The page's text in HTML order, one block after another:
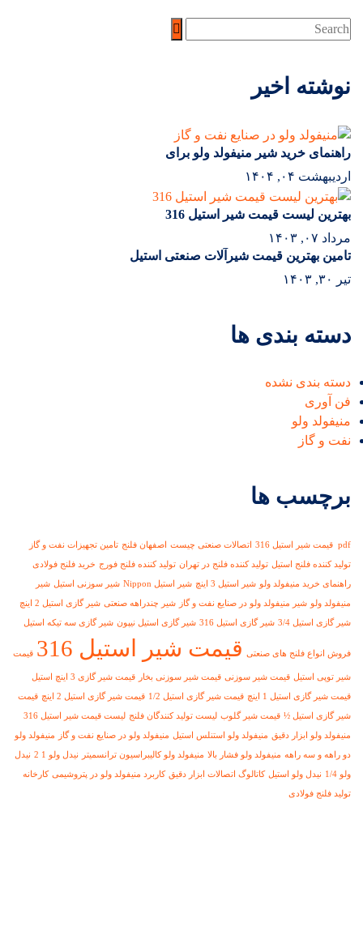
نوشته اخیر
راهنمای خرید شیر منیفولد ولو برای
اردیبهشت ۰۴, ۱۴۰۴
بهترین لیست قیمت شیر استیل 316
مرداد ۰۷, ۱۴۰۳
تامین بهترین قیمت شیرآلات صنعتی استیل
تیر ۳۰, ۱۴۰۳
دسته بندی ها
دسته بندی نشده
فن آوری
منیفولد ولو
نفت و گاز
برچسب ها
pdf قیمت شیر استیل 316 اتصالات صنعتی چیست اصفهان فلنج تامین تجهیزات نفت و گاز
تولید کننده فلنج استیل تولید کننده فلنج در تهران تولید کننده فلنج فورج خرید فلنج فولادی
راهنمای خرید منیفولد ولو شیر استیل 3 اینچ شیر استیل Nippon شیر سوزنی استیل شیر
منیفولد ولو شیر منیفولد ولو در صنایع نفت و گاز شیر چندراهه صنعتی شیر گازی استیل 2 اینچ
شیر گازی استیل 3/4 شیر گازی استیل 316 شیر گازی استیل نیپون شیر گازی سه تیکه استیل
فروش انواع فلنج های صنعتی قیمت شیر استیل 316 قیمت
شیر توپی استیل قیمت شیر سوزنی قیمت شیر سوزنی بخار قیمت شیر گازی 3 اینچ استیل
قیمت شیر گازی استیل 1 اینچ قیمت شیر گازی استیل 1/2 قیمت شیر گازی استیل 2 اینچ قیمت
شیر گازی استیل ½ قیمت شیر گلوب لیست تولید کنندگان فلنج لیست قیمت شیر استیل 316
منیفولد ولو ابزار دقیق منیفولد ولو استنلس استیل منیفولد ولو در صنایع نفت و گاز منیفولد ولو
دو راهه و سه راهه منیفولد ولو فشار بالا منیفولد ولو کالیبراسیون ترانسمیتر نیدل ولو 1 2 نیدل
ولو 1/4 نیدل ولو استیل کاتالوگ اتصالات ابزار دقیق کاربرد منیفولد ولو در پتروشیمی کارخانه
تولید فلنج فولادی